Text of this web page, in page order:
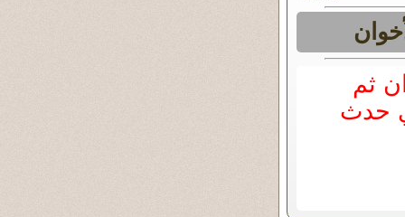
ثم
حدث